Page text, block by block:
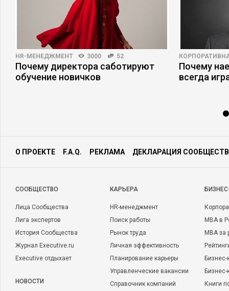
HR-МЕНЕДЖМЕНТ 3000 52
Почему директора саботируют
обучение новичков
Почему
всегда
О ПРОЕКТЕ F.A.Q. РЕКЛАМА ДЕКЛАРАЦИЯ
CООБЩЕСТВО
Лица Сообщества
Лига экспертов
История Сообщества
Журнал Executive.ru
Executive отдыхает
НОВОСТИ
КАРЬЕРА
HR-менеджмент
Поиск работы
Рынок труда
Личная эффективность
Планирование карьеры
Управленческие вакансии
Справочник компаний
MBA в
MBA
Бизнес-
Книги